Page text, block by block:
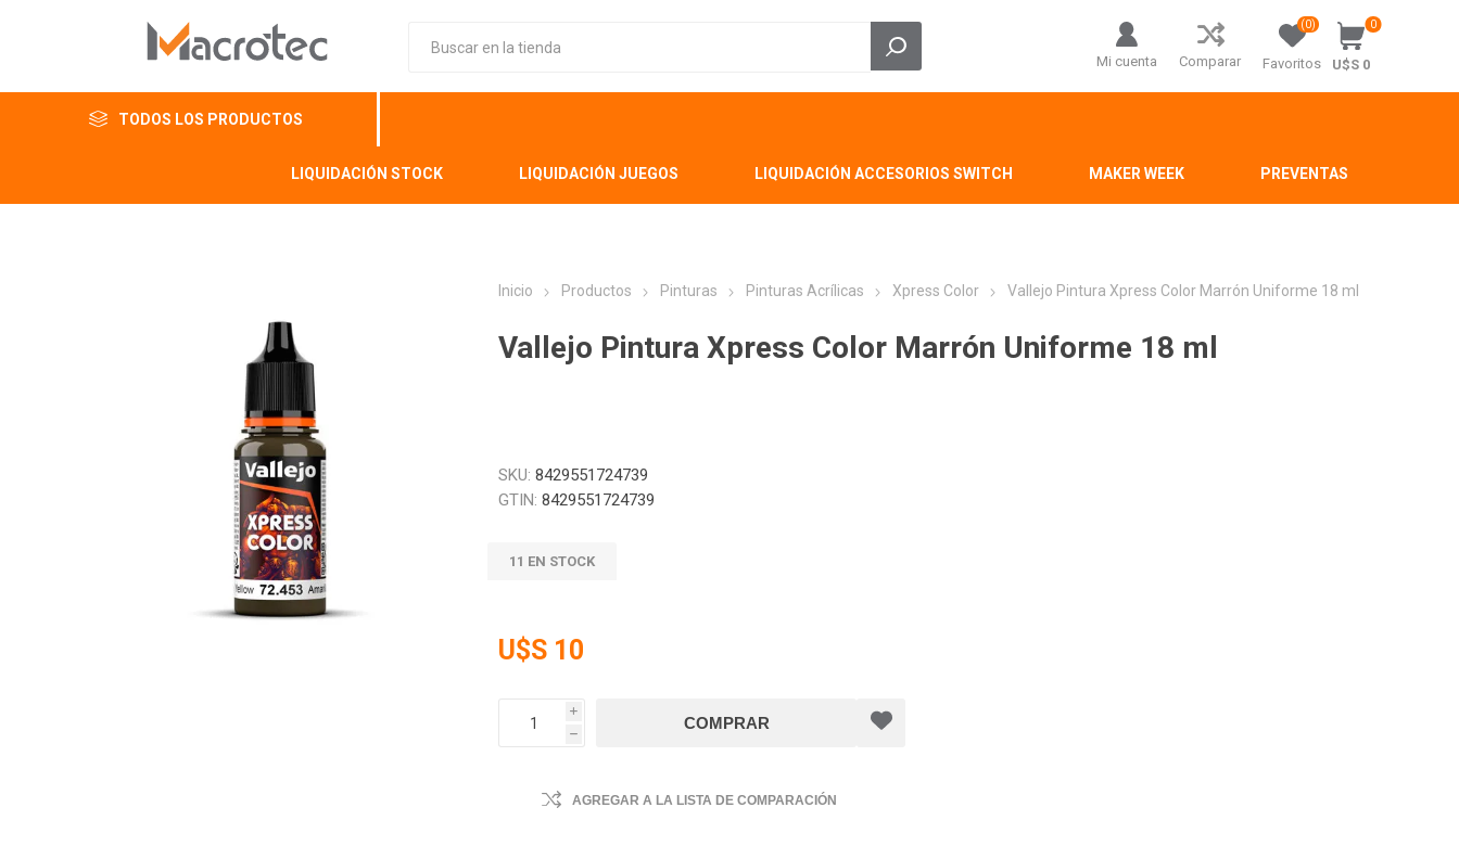
Mi cuenta Comparar Favoritos
(0) 0
U$S 0
TODOS LOS PRODUCTOS
LIQUIDACIÓN STOCK LIQUIDACIÓN JUEGOS LIQUIDACIÓN ACCESORIOS SWITCH MAKER WEEK PREVENTAS
Inicio Productos Pinturas Pinturas Acrílicas Xpress Color Vallejo Pintura Xpress Color Marrón Uniforme 18 ml
Vallejo Pintura Xpress Color Marrón Uniforme 18 ml
SKU: 8429551724739
GTIN: 8429551724739
11 EN STOCK
U$S 10
i
h
AGREGAR A LA LISTA DE COMPARACIÓN